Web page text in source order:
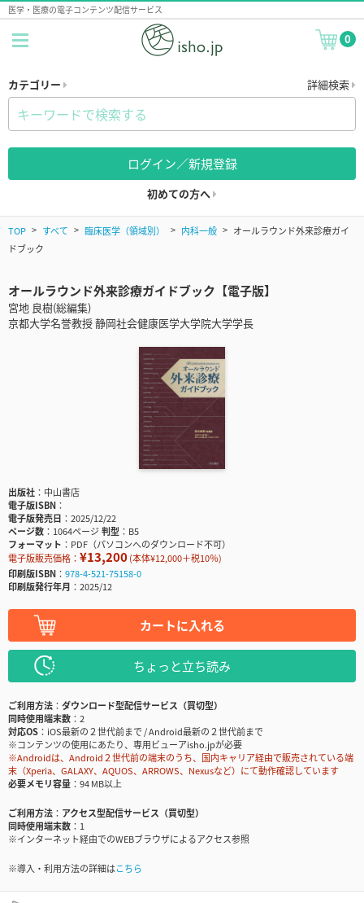
医学・医療の電子コンテンツ配信サービス
0
カテゴリー 詳細検索
ログイン／新規登録
初めての方へ
TOP すべて 臨床医学（領域別） 内科一般
オールラウンド外来診療ガイ
ドブック
オールラウンド外来診療ガイドブック【電子版】
宮地 良樹(総編集)
京都大学名誉教授 静岡社会健康医学大学院大学学長
出版社
中山書店
電子版ISBN
電子版発売日
2025/12/22
ページ数
1064ページ判型
B5
フォーマット
PDF（パソコンへのダウンロード不可）
電子版販売価格： ¥13,200(本体¥12,000＋税10％)
印刷版ISBN
978-4-521-75158-0
印刷版発行年月
2025/12
カートに入れる
ちょっと立ち読み
ご利用方法
ダウンロード型配信サービス（買切型）
同時使用端末数
2
対応OS
iOS最新の２世代前まで / Android最新の２世代前まで
※コンテンツの使用にあたり、専用ビューアisho.jpが必要
※Androidは、Android２世代前の端末のうち、国内キャリア経由で販売されている端
末（Xperia、GALAXY、AQUOS、ARROWS、Nexusなど）にて動作確認しています
必要メモリ容量
94 MB以上
ご利用方法
アクセス型配信サービス（買切型）
同時使用端末数
1
※インターネット経由でのWEBブラウザによるアクセス参照
※導入・利用方法の詳細はこちら